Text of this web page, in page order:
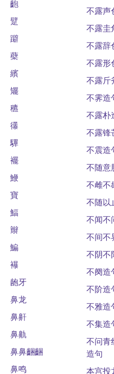
齙
躄
躃
蘗
繽
矲
穮
忁
驆
襬
鯾
寶
鰏
辮
鯿
襮
龅牙
鼻龙
鼻鼾
鼻鼽
鼻鼻齫齫
鼻鸣
不露声
不露圭
不露辞
不露形
不露斤
不霁造
不露朴
不露锋
不震造
不随意
不雌不
不随以
不闻不
不间不
不阴不
不阕造
不阶造
不雅造
不集造
不问青
造句
本宫投